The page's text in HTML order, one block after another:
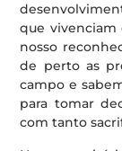
que vivenciam
nosso
de perto as
campo e
para tomar
com tanto